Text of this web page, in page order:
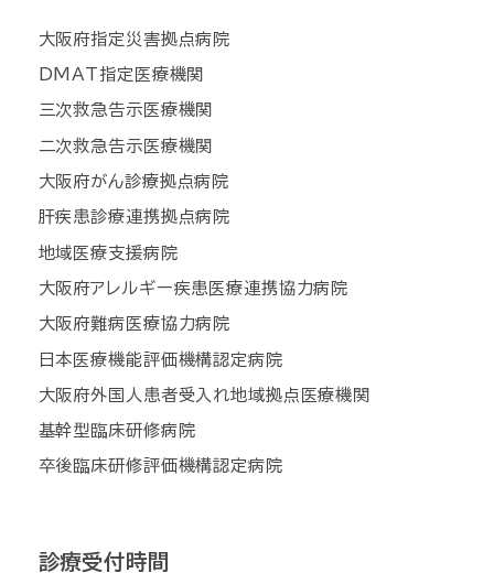
大阪府指定災害拠点病院
DMAT指定医療機関
三次救急告示医療機関
二次救急告示医療機関
大阪府がん診療拠点病院
肝疾患診療連携拠点病院
地域医療支援病院
大阪府アレルギー疾患医療連携協力病院
大阪府難病医療協力病院
日本医療機能評価機構認定病院
大阪府外国人患者受入れ地域拠点医療機関
基幹型臨床研修病院
卒後臨床研修評価機構認定病院
診療受付時間